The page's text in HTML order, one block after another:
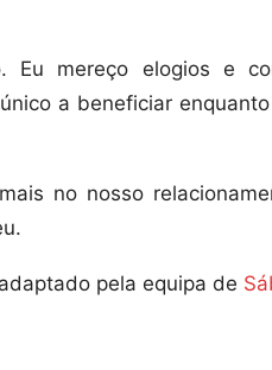
Eu mereço elogios e
a beneficiar
no nosso
pela equipa de